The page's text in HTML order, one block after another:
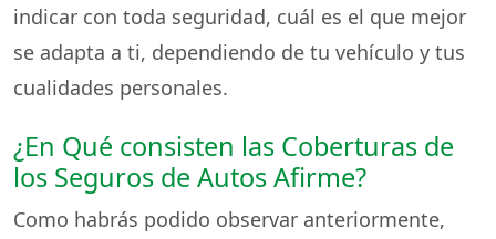
indicar con toda seguridad, cuál es el que mejor
se adapta a ti, dependiendo de tu vehículo y tus
cualidades personales.
¿En Qué consisten las Coberturas de
los Seguros de Autos Afirme?
Como habrás podido observar anteriormente,